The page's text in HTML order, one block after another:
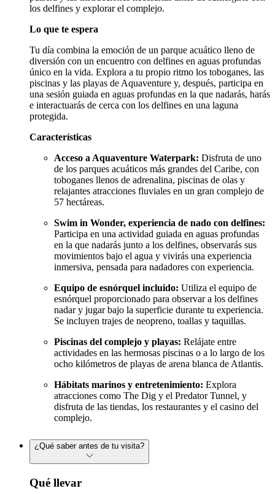
los delfines y explorar el complejo.
Lo que te espera
Tu día combina la emoción de un parque acuático lleno de
diversión con un encuentro con delfines en aguas profundas
único en la vida. Explora a tu propio ritmo los toboganes, las
piscinas y las playas de Aquaventure y, después, participa en
una sesión guiada en aguas profundas en la que nadarás, harás
e interactuarás de cerca con los delfines en una laguna
protegida.
Características
Acceso a Aquaventure Waterpark: Disfruta de uno
de los parques acuáticos más grandes del Caribe, con
toboganes llenos de adrenalina, piscinas de olas y
relajantes atracciones fluviales en un gran complejo de
57 hectáreas.
Swim in Wonder, experiencia de nado con delfines:
Participa en una actividad guiada en aguas profundas
en la que nadarás junto a los delfines, observarás sus
movimientos bajo el agua y vivirás una experiencia
inmersiva, pensada para nadadores con experiencia.
Equipo de esnórquel incluido: Utiliza el equipo de
esnórquel proporcionado para observar a los delfines
nadar y jugar bajo la superficie durante tu experiencia.
Se incluyen trajes de neopreno, toallas y taquillas.
Piscinas del complejo y playas: Relájate entre
actividades en las hermosas piscinas o a lo largo de los
ocho kilómetros de playas de arena blanca de Atlantis.
Hábitats marinos y entretenimiento: Explora
atracciones como The Dig y el Predator Tunnel, y
disfruta de las tiendas, los restaurantes y el casino del
complejo.
¿Qué saber antes de tu visita?
Qué llevar